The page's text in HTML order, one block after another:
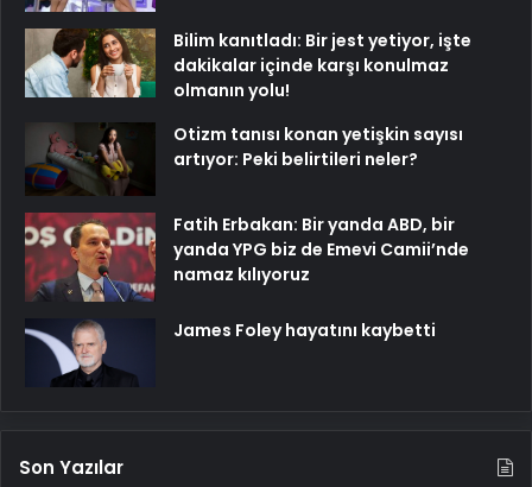
Bilim kanıtladı: Bir jest yetiyor, işte
dakikalar içinde karşı konulmaz
olmanın yolu!
Otizm tanısı konan yetişkin sayısı
artıyor: Peki belirtileri neler?
Fatih Erbakan: Bir yanda ABD, bir
yanda YPG biz de Emevi Camii’nde
namaz kılıyoruz
James Foley hayatını kaybetti
Son Yazılar